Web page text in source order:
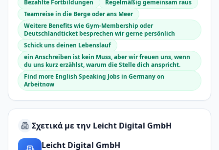
Bezahlte Fortbildungen
Regelmäßig gemeinsam raus
Teamreise in die Berge oder ans Meer
Weitere Benefits wie Gym-Membership oder
Deutschlandticket besprechen wir gerne persönlich
Schick uns deinen Lebenslauf
ein Anschreiben ist kein Muss, aber wir freuen uns, wenn
du uns kurz erzählst, warum die Stelle dich anspricht.
Find more English Speaking Jobs in Germany on
Arbeitnow
Σχετικά με την Leicht Digital GmbH
Leicht Digital GmbH